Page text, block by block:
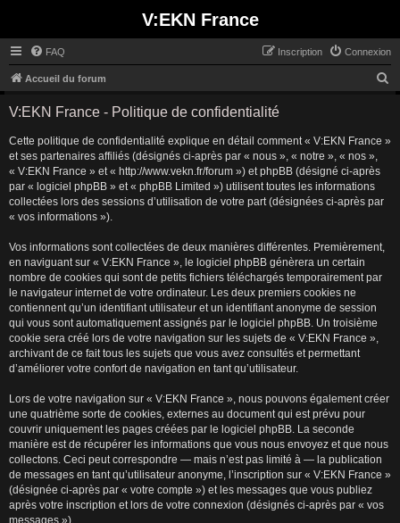
V:EKN France
FAQ Connexion
Inscription
Accueil du forum
V:EKN France - Politique de confidentialité
Cette politique de confidentialité explique en détail comment « V:EKN France »
et ses partenaires affiliés (désignés ci-après par « nous », « notre », « nos »,
« V:EKN France » et « http://www.vekn.fr/forum ») et phpBB (désigné ci-après
par « logiciel phpBB » et « phpBB Limited ») utilisent toutes les informations
collectées lors des sessions d’utilisation de votre part (désignées ci-après par
« vos informations »).
Vos informations sont collectées de deux manières différentes. Premièrement,
en naviguant sur « V:EKN France », le logiciel phpBB génèrera un certain
nombre de cookies qui sont de petits fichiers téléchargés temporairement par
le navigateur internet de votre ordinateur. Les deux premiers cookies ne
contiennent qu’un identifiant utilisateur et un identifiant anonyme de session
qui vous sont automatiquement assignés par le logiciel phpBB. Un troisième
cookie sera créé lors de votre navigation sur les sujets de « V:EKN France »,
archivant de ce fait tous les sujets que vous avez consultés et permettant
d’améliorer votre confort de navigation en tant qu’utilisateur.
Lors de votre navigation sur « V:EKN France », nous pouvons également créer
une quatrième sorte de cookies, externes au document qui est prévu pour
couvrir uniquement les pages créées par le logiciel phpBB. La seconde
manière est de récupérer les informations que vous nous envoyez et que nous
collectons. Ceci peut correspondre — mais n’est pas limité à — la publication
de messages en tant qu’utilisateur anonyme, l’inscription sur « V:EKN France »
(désignée ci-après par « votre compte ») et les messages que vous publiez
après votre inscription et lors de votre connexion (désignés ci-après par « vos
messages »).